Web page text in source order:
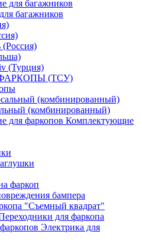
багажников
(Россия)
(Турция)
(ТСУ)
(комбинированный)
Комплектующие
фаркоп
бампера
"Съемный квадрат"
для фаркопа
Электрика для